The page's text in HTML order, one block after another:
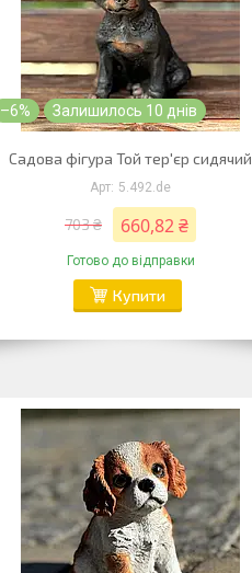
–6% Залишилось 10 днів
Садова фігура Той тер'єр сидячий
5.492.de
703 ₴ 660,82 ₴
Готово до відправки
Купити